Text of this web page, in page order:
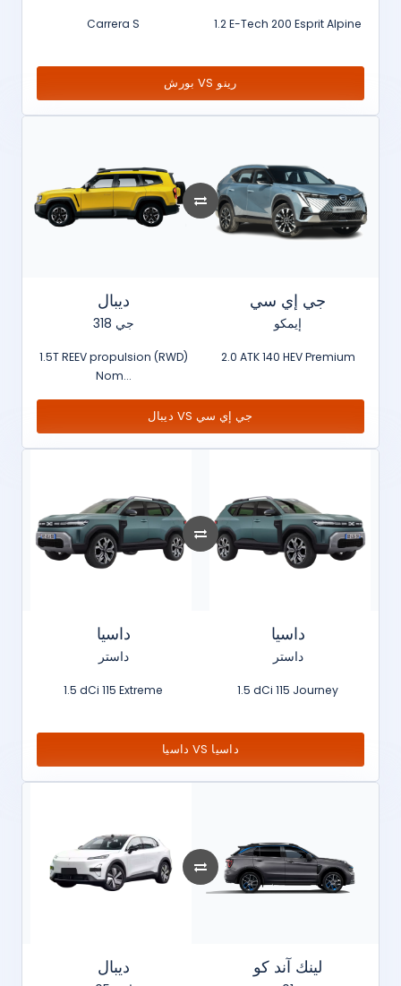
Carrera S 1.2 E-Tech 200 Esprit Alpine
بورش VS رينو
ديبال
جي 318
1.5T REEV propulsion (RWD)
Nom...
جي إي سي
إيمكو
2.0 ATK 140 HEV Premium
ديبال VS جي إي سي
داسيا
داستر
1.5 dCi 115 Extreme
داسيا
داستر
1.5 dCi 115 Journey
داسيا VS داسيا
ديبال لينك آند كو